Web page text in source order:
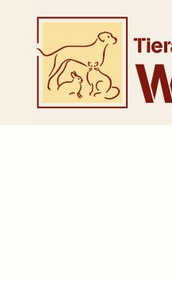
Zum Hauptinhalt springen